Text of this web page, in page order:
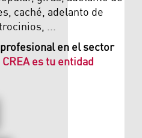
caché, adelanto de
...
en el sector
CREA es tu entidad